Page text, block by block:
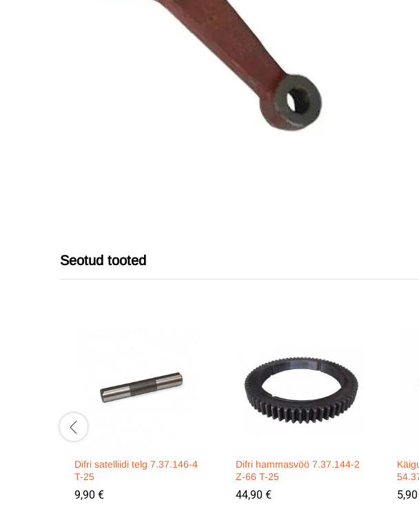
Seotud tooted
Difri satelliidi telg 7.37.146-4
T-25
9,90 €
Difri hammasvöö 7.37.144-2
Z-66 T-25
44,90 € 5,90